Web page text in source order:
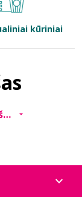
kūriniai